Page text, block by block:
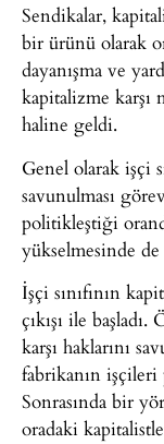
Sendikalar,
bir ürünü olarak
dayanışma ve
kapitalizme karşı
haline geldi.
Genel olarak işçi
savunulması
politikleştiği
yükselmesinde
İşçi sınıfının
çıkışı ile
karşı haklarını
fabrikanın işçileri
Sonrasında bir
oradaki